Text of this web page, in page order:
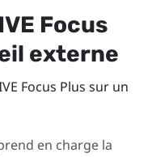
Focus
externe
Focus Plus sur un
en charge la